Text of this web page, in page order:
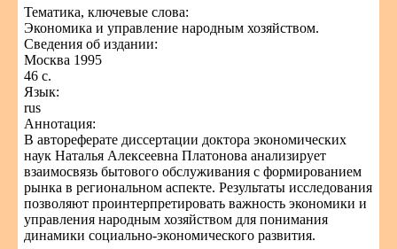
Тематика, ключевые слова:
Экономика и управление народным хозяйством.
Сведения об издании:
Москва 1995
46 с.
Язык:
rus
Аннотация:
В автореферате диссертации доктора экономических
наук Наталья Алексеевна Платонова анализирует
взаимосвязь бытового обслуживания с формированием
рынка в региональном аспекте. Результаты исследования
позволяют проинтерпретировать важность экономики и
управления народным хозяйством для понимания
динамики социально-экономического развития.